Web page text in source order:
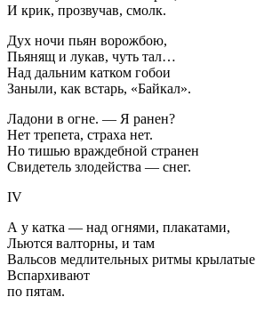
И крик, прозвучав, смолк.
Дух ночи пьян ворожбою,
Пьянящ и лукав, чуть тал…
Над дальним катком гобои
Заныли, как встарь, «Байкал».
Ладони в огне. — Я ранен?
Нет трепета, страха нет.
Но тишью враждебной странен
Свидетель злодейства — снег.
IV
А у катка — над огнями, плакатами,
Льются валторны, и там
Вальсов медлительных ритмы крылатые
Вспархивают
по пятам.